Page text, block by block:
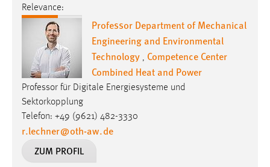
Relevance:
Professor Department of Mechanical
Engineering and Environmental
Technology , Competence Center
Combined Heat and Power
Professor für Digitale Energiesysteme und
Sektorkopplung
Telefon: +49 (9621) 482-3330
r.lechner@oth-aw.de
ZUM PROFIL